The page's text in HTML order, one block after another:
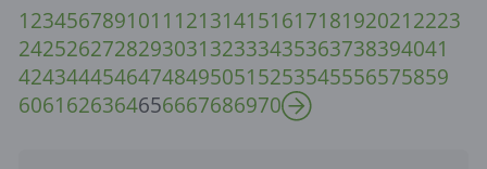
1234567891011 121314151617181920212223
242526272829303132333435363738394041
424344454647484950515253545556575859
6061626364656667686970